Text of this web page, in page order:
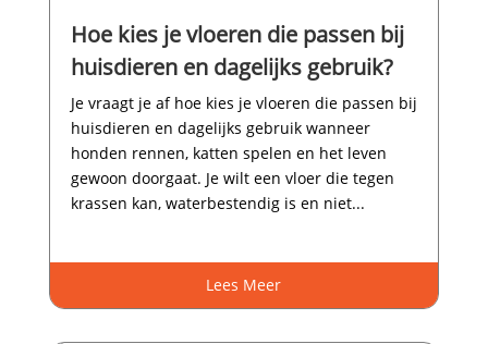
Hoe kies je vloeren die passen bij
huisdieren en dagelijks gebruik?
Je vraagt je af hoe kies je vloeren die passen bij
huisdieren en dagelijks gebruik wanneer
honden rennen, katten spelen en het leven
gewoon doorgaat.​ Je wilt een vloer die tegen
krassen kan, waterbestendig is en niet...
Lees Meer